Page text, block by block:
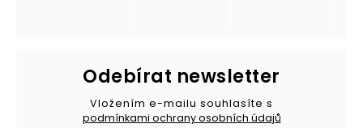
Odebírat newsletter
Vložením e-mailu souhlasíte s
podmínkami ochrany osobních údajů